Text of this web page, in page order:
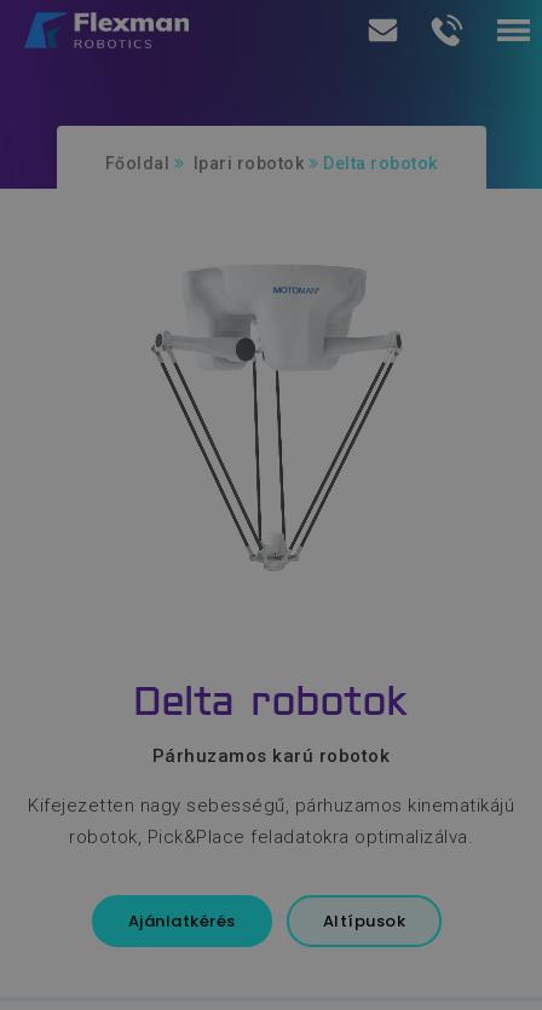
Termékeink
Főoldal Ipari robotok Delta robotok
Delta robotok
Párhuzamos karú robotok
Kifejezetten nagy sebességű, párhuzamos kinematikájú
robotok, Pick&Place feladatokra optimalizálva.
Ajánlatkérés Altípusok